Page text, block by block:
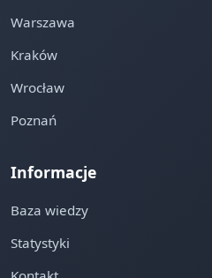
Warszawa
Kraków
Wrocław
Poznań
Informacje
Baza wiedzy
Statystyki